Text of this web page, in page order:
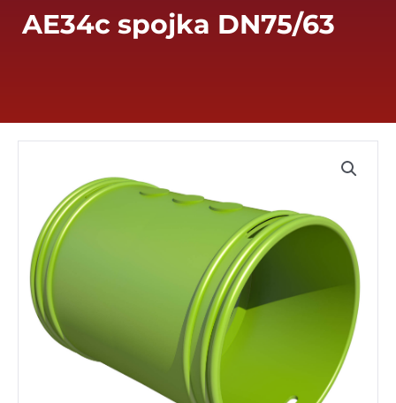
AE34c spojka DN75/63